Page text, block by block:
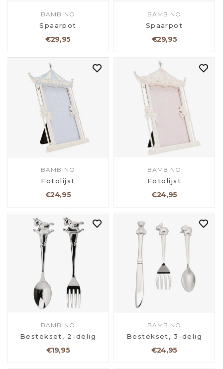
BAMBINO
Spaarpot
€29,95
BAMBINO
Spaarpot
€29,95
BAMBINO
Fotolijst
€24,95
BAMBINO
Fotolijst
€24,95
BAMBINO
Bestekset, 2-delig
€19,95
BAMBINO
Bestekset, 3-delig
€24,95